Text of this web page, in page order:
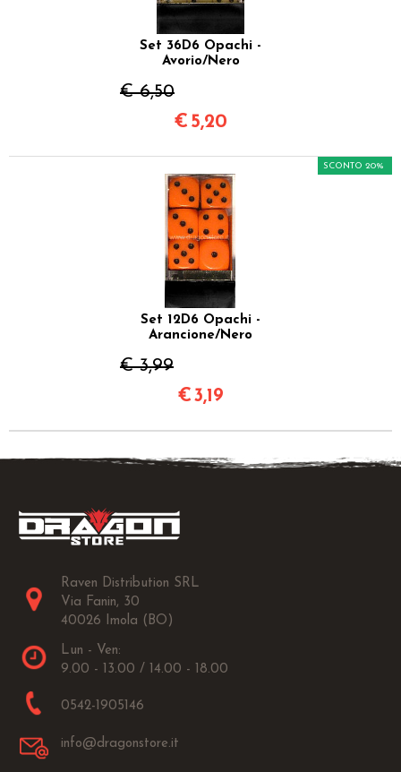
Set 36D6 Opachi -
Avorio/Nero
€ 6,50
€ 5,20
Set 12D6 Opachi -
Arancione/Nero
€ 3,99
SCONTO 20%
€3,19
Raven Distribution SRL
Via Fanin, 30
40026 Imola (BO)
Lun - Ven:
9.00 - 13.00 / 14.00 - 18.00
0542-1905146
info@dragonstore.it